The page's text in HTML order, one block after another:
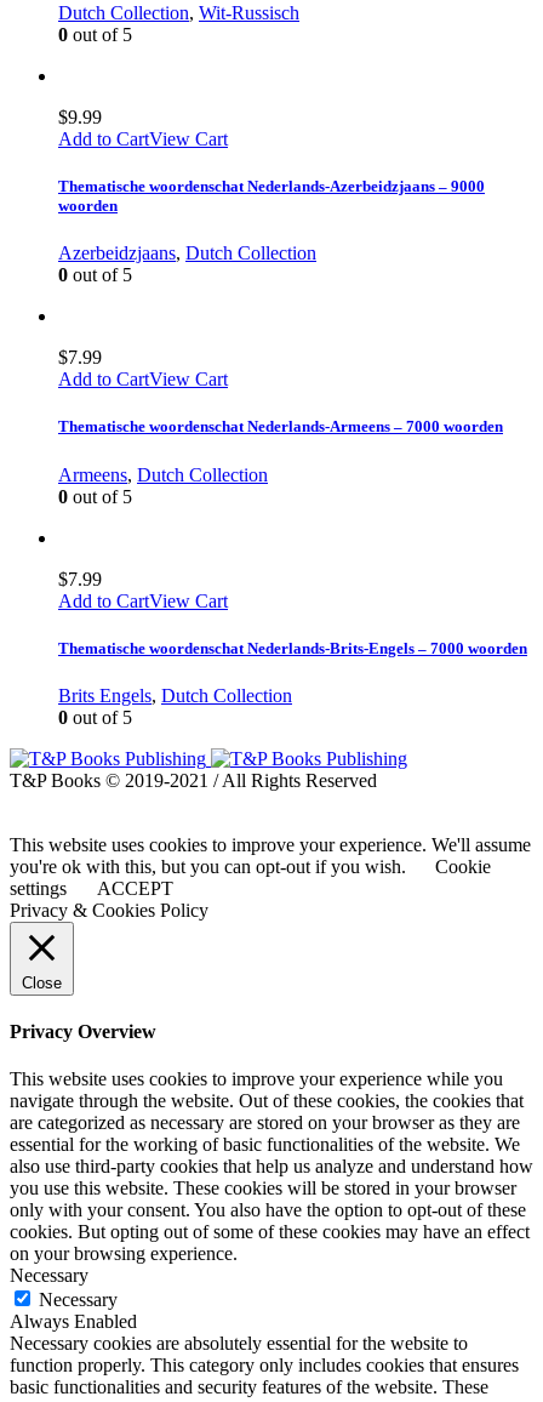
Dutch Collection, Wit-Russisch
0 out of 5
$9.99
Add to CartView Cart
Thematische woordenschat Nederlands-Azerbeidzjaans – 9000
woorden
Azerbeidzjaans, Dutch Collection
0 out of 5
$7.99
Add to CartView Cart
Thematische woordenschat Nederlands-Armeens – 7000 woorden
Armeens, Dutch Collection
0 out of 5
$7.99
Add to CartView Cart
Thematische woordenschat Nederlands-Brits-Engels – 7000 woorden
Brits Engels, Dutch Collection
0 out of 5
T&P Books © 2019-2021 / All Rights Reserved
This website uses cookies to improve your experience. We'll assume
you're ok with this, but you can opt-out if you wish.
Cookie
settings
ACCEPT
Privacy & Cookies Policy
Close
Privacy Overview
This website uses cookies to improve your experience while you
navigate through the website. Out of these cookies, the cookies that
are categorized as necessary are stored on your browser as they are
essential for the working of basic functionalities of the website. We
also use third-party cookies that help us analyze and understand how
you use this website. These cookies will be stored in your browser
only with your consent. You also have the option to opt-out of these
cookies. But opting out of some of these cookies may have an effect
on your browsing experience.
Necessary
Necessary
Always Enabled
Necessary cookies are absolutely essential for the website to
function properly. This category only includes cookies that ensures
basic functionalities and security features of the website. These